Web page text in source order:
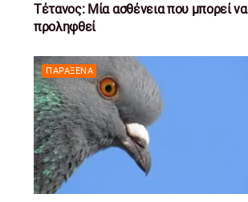
Τέτανος: Μία ασθένεια που μπορεί να
προληφθεί
ΠΑΡΆΞΕΝΑ